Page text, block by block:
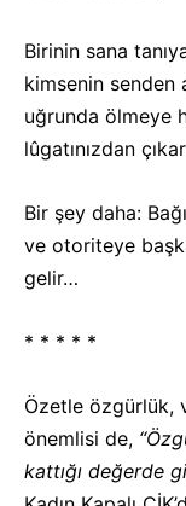
Birinin sana
kimsenin senden
uğrunda ölmeye
lûgatınızdan
Bir şey daha:
ve otoriteye
gelir…
* * * * *
Özetle özgürlük,
önemlisi de,
kattığı değerde